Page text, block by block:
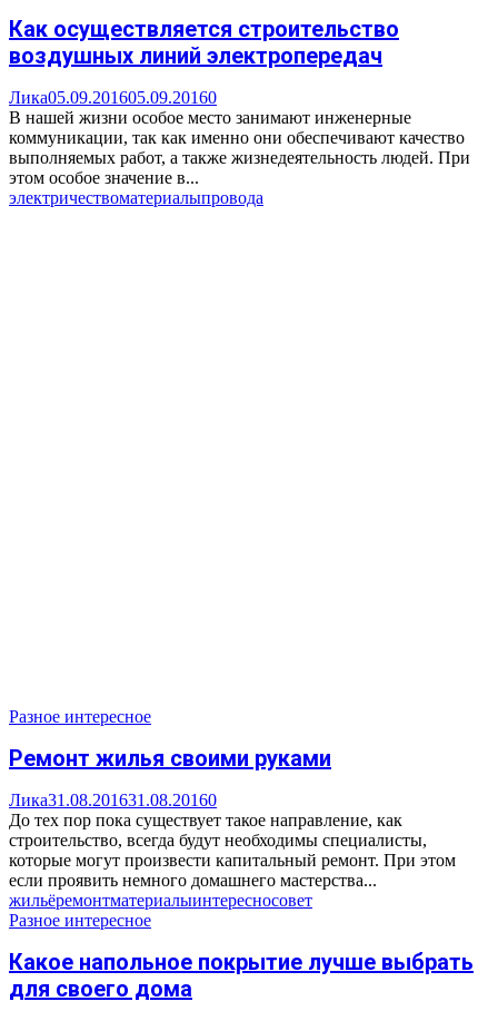
Как осуществляется строительство
воздушных линий электропередач
Лика05.09.201605.09.20160
В нашей жизни особое место занимают инженерные
коммуникации, так как именно они обеспечивают качество
выполняемых работ, а также жизнедеятельность людей. При
этом особое значение в...
электричествоматериалыпровода
Разное интересное
Ремонт жилья своими руками
Лика31.08.201631.08.20160
До тех пор пока существует такое направление, как
строительство, всегда будут необходимы специалисты,
которые могут произвести капитальный ремонт. При этом
если проявить немного домашнего мастерства...
жильёремонтматериалыинтересносовет
Разное интересное
Какое напольное покрытие лучше выбрать
для своего дома